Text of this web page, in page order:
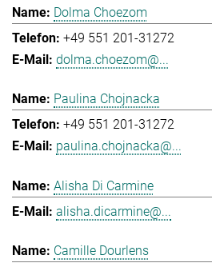
Dolma Choezom
+49 551 201-31272
dolma.choezom@...
Paulina Chojnacka
+49 551 201-31272
paulina.chojnacka@...
Alisha Di Carmine
alisha.dicarmine@...
Camille Dourlens